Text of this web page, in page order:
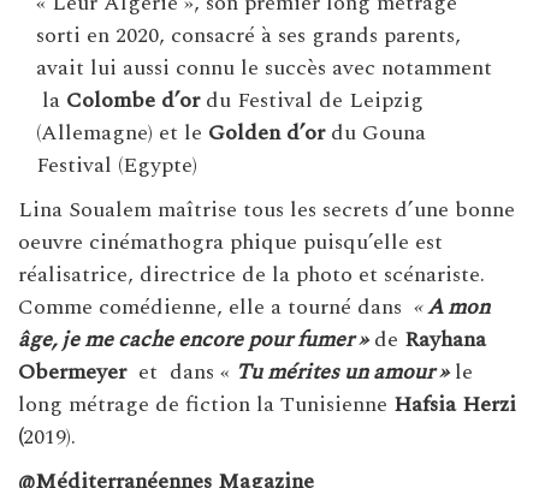
sorti en 2020, consacré à ses grands parents,
avait lui aussi connu le succès avec notamment
la Colombe d’ordu Festival de Leipzig
(Allemagne) et le Golden d’ordu Gouna
Festival (Egypte)
Lina Soualem maîtrise tous les secrets d’une bonne
oeuvre cinémathogra phique puisqu’elle est
réalisatrice, directrice de la photo et scénariste.
Comme comédienne, elle a tourné dans «A mon
âge, je me cache encore pour fumer »de Rayhana
Obermeyer et dans « Tu mérites un amour » le
long métrage de fiction la Tunisienne Hafsia Herzi
(2019).
@Méditerranéennes Magazine